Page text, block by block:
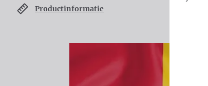
Productinformatie